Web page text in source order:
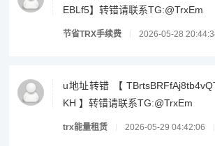
EBLf5】转错请联系TG:@TrxEm
节省TRX手续费 2026-05-28
u地址转错 【
KH 】转错请联系TG:@TrxEm
trx能量租赁 2026-05-29 04:42:06